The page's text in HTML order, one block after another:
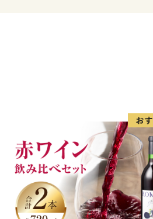
＜お礼の
お礼の品
した分を
返礼品ご
ついては
す。